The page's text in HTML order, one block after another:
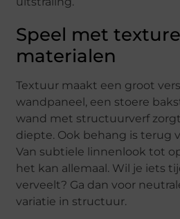
Speel met
materialen
Textuur maakt een groot
wandpaneel, een stoere
wand met structuurverf
diepte. Ook behang is terug
Van subtiele linnenlook tot
het kan allemaal. Wil je iets
verveelt? Ga dan voor
variatie in structuur.